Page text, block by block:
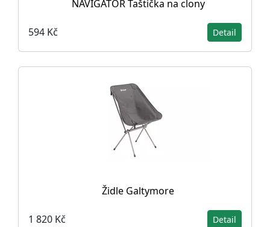
NAVIGATOR Taštička na clony
594 Kč Detail
Židle Galtymore
1 820 Kč Detail